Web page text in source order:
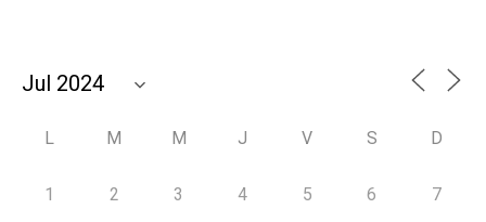
L M M J V S D
1 2 3 4 5 6 7